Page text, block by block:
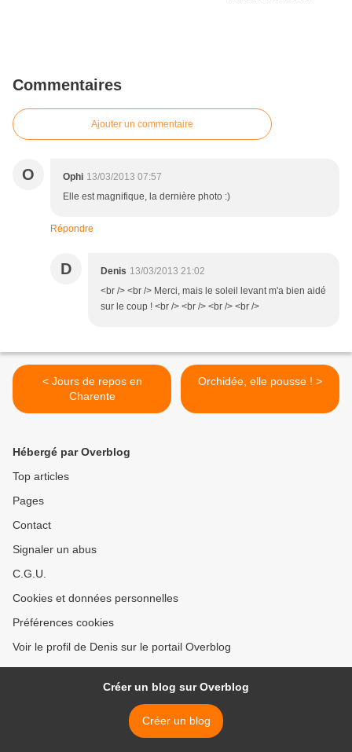
Commentaires
Ajouter un commentaire
O Ophi 13/03/2013 07:57
Elle est magnifique, la dernière photo :)
Répondre
D Denis 13/03/2013 21:02
<br /> <br /> Merci, mais le soleil levant m'a bien aidé
sur le coup ! <br /> <br /> <br /> <br />
< Jours de repos en
Charente
Orchidée, elle pousse ! >
Hébergé par Overblog
Top articles
Pages
Contact
Signaler un abus
C.G.U.
Cookies et données personnelles
Préférences cookies
Voir le profil de Denis sur le portail Overblog
Créer un blog sur Overblog
Créer un blog